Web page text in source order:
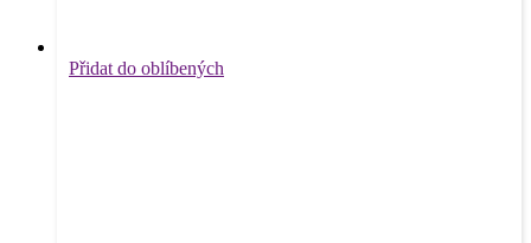
Přidat do oblíbených